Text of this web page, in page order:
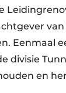
Eenmaal
divisie
en